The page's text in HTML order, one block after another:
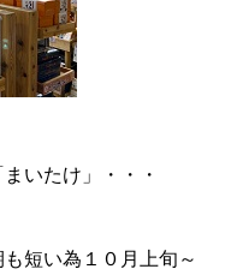
いたけ」・・・
短い為１０月上旬～